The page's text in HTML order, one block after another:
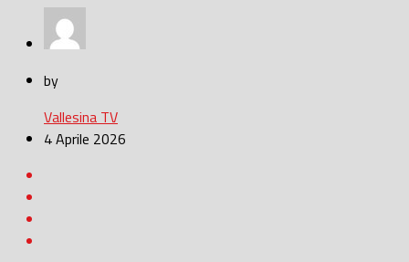
by
Vallesina TV
4 Aprile 2026